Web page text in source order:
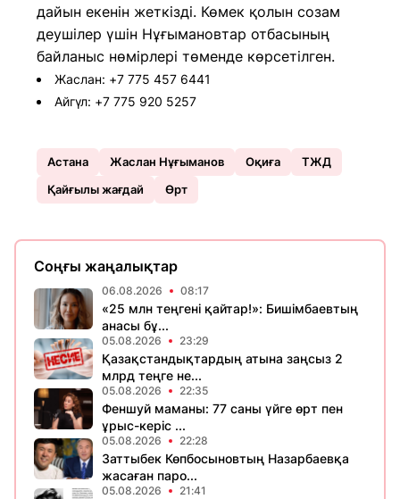
дайын екенін жеткізді. Көмек қолын созам
деушілер үшін Нұғымановтар отбасының
байланыс нөмірлері төменде көрсетілген.
Жаслан: +7 775 457 6441
Айгүл: +7 775 920 5257
Астана Жаслан Нұғыманов Оқиға
ТЖД
Қайғылы жағдай
Өрт
Соңғы жаңалықтар
06.08.2026 08:17
«25 млн теңгені қайтар!»: Бишімбаевтың
анасы бұ...
05.08.2026 23:29
Қазақстандықтардың атына заңсыз 2
млрд теңге не...
05.08.2026 22:35
Феншуй маманы: 77 саны үйге өрт пен
ұрыс-керіс ...
05.08.2026 22:28
Заттыбек Көпбосыновтың Назарбаевқа
жасаған паро...
05.08.2026 21:41